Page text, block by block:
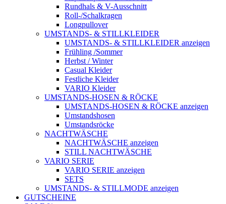
Rundhals & V-Ausschnitt
Roll-/Schalkragen
Longpullover
UMSTANDS- & STILLKLEIDER
UMSTANDS- & STILLKLEIDER anzeigen
Frühling /Sommer
Herbst / Winter
Casual Kleider
Festliche Kleider
VARIO Kleider
UMSTANDS-HOSEN & RÖCKE
UMSTANDS-HOSEN & RÖCKE anzeigen
Umstandshosen
Umstandsröcke
NACHTWÄSCHE
NACHTWÄSCHE anzeigen
STILL NACHTWÄSCHE
VARIO SERIE
VARIO SERIE anzeigen
SETS
UMSTANDS- & STILLMODE anzeigen
GUTSCHEINE